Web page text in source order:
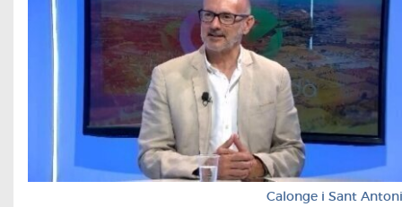
Calonge i Sant Antoni